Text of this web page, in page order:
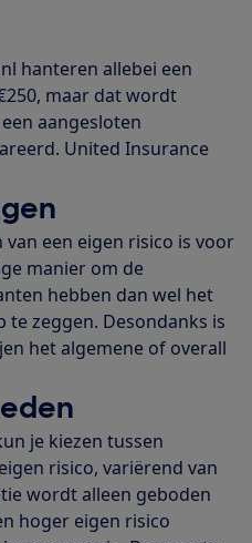
hanteren allebei een
maar dat wordt
aangesloten
United Insurance
een eigen risico is voor
manier om de
hebben dan wel het
zeggen. Desondanks is
het algemene of overall
je kiezen tussen
risico, variërend van
wordt alleen geboden
hoger eigen risico